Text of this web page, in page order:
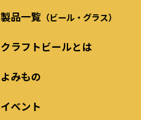
製品一覧 （ビール・グラス）
クラフトビールとは
よみもの
イベント